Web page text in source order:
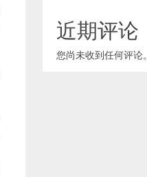
近期评论
您尚未收到任何评论。